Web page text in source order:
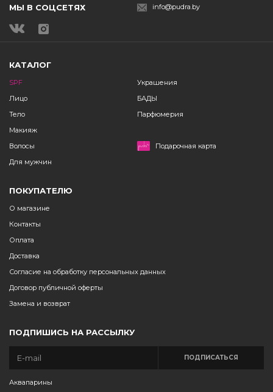
МЫ В СОЦСЕТЯХ info@pudra.by
КАТАЛОГ
SPF
Лицо
Тело
Макияж
Волосы
Для мужчин
Украшения
БАДЫ
Парфюмерия
Подарочная карта
ПОКУПАТЕЛЮ
О магазине
Контакты
Оплата
Доставка
Согласие на обработку персональных данных
Договор публичной оферты
Замена и возврат
ПОДПИШИСЬ НА РАССЫЛКУ
ПОДПИСАТЬСЯ
Аквапарины